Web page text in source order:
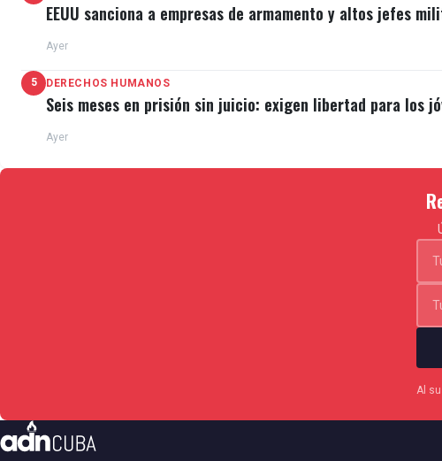
EEUU sanciona a empresas de armamento y altos jefes
Ayer
5 DERECHOS HUMANOS
Seis meses en prisión sin juicio: exigen libertad para los
Ayer
Al